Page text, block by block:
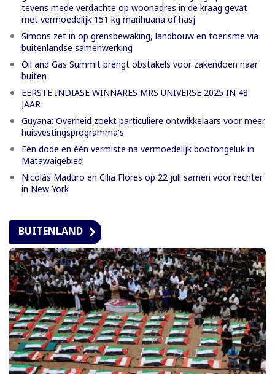
tevens mede verdachte op woonadres in de kraag gevat
met vermoedelijk 151 kg marihuana of hasj
Simons zet in op grensbewaking, landbouw en toerisme via
buitenlandse samenwerking
Oil and Gas Summit brengt obstakels voor zakendoen naar
buiten
EERSTE INDIASE WINNARES MRS UNIVERSE 2025 IN 48
JAAR
Guyana: Overheid zoekt particuliere ontwikkelaars voor meer
huisvestingsprogramma's
Eén dode en één vermiste na vermoedelijk bootongeluk in
Matawaigebied
Nicolás Maduro en Cilia Flores op 22 juli samen voor rechter
in New York
BUITENLAND